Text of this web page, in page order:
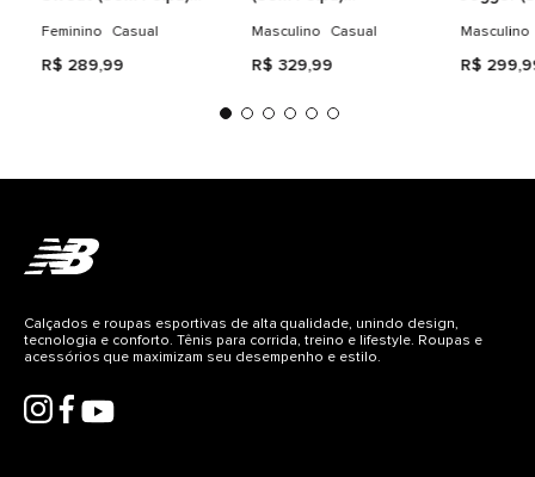
Feminino Casual
R$ 289,99
Masculino Casual
R$ 329,99
Masculino
R$ 299,
Calçados e roupas esportivas de alta qualidade, unindo design,
tecnologia e conforto. Tênis para corrida, treino e lifestyle. Roupas e
acessórios que maximizam seu desempenho e estilo.